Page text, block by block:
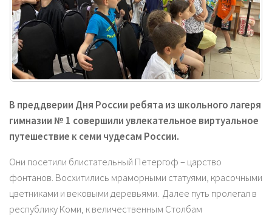
В преддверии Дня России ребята из школьного лагеря
гимназии № 1 совершили увлекательное виртуальное
путешествие к семи чудесам России.
Они посетили блистательный Петергоф – царство
фонтанов. Восхитились мраморными статуями, красочными
цветниками и вековыми деревьями. Далее путь пролегал в
республику Коми, к величественным Столбам